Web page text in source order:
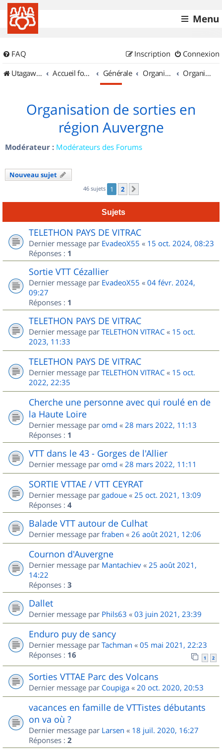
Menu
FAQ Connexion
Inscription
UtagawaVTT (Randos VTT et VTTAE avec traces GPS)
Accueil forum Générale Organisation de sorties & Recherche de partenaires Organisation de sorties en région Auvergne
Organisation de sorties en
région Auvergne
Modérateur : Modérateurs des Forums
Nouveau sujet
46 sujets 1 2
Sujets
TELETHON PAYS DE VITRAC
Dernier message par EvadeoX55 « 15 oct. 2024, 08:23
Réponses : 1
Sortie VTT Cézallier
Dernier message par EvadeoX55 « 04 févr. 2024,
09:27
Réponses : 1
TELETHON PAYS DE VITRAC
Dernier message par TELETHON VITRAC « 15 oct.
2023, 11:33
TELETHON PAYS DE VITRAC
Dernier message par TELETHON VITRAC « 15 oct.
2022, 22:35
Cherche une personne avec qui roulé en de
la Haute Loire
Dernier message par omd « 28 mars 2022, 11:13
Réponses : 1
VTT dans le 43 - Gorges de l'Allier
Dernier message par omd « 28 mars 2022, 11:11
SORTIE VTTAE / VTT CEYRAT
Dernier message par gadoue « 25 oct. 2021, 13:09
Réponses : 4
Balade VTT autour de Culhat
Dernier message par fraben « 26 août 2021, 12:06
Cournon d'Auvergne
Dernier message par Mantachiev « 25 août 2021,
14:22
Réponses : 3
Dallet
Dernier message par Phils63 « 03 juin 2021, 23:39
Enduro puy de sancy
Dernier message par Tachman « 05 mai 2021, 22:23
Réponses : 16 1 2
Sorties VTTAE Parc des Volcans
Dernier message par Coupiga « 20 oct. 2020, 20:53
vacances en famille de VTTistes débutants
on va où ?
Dernier message par Larsen « 18 juil. 2020, 16:27
Réponses : 2